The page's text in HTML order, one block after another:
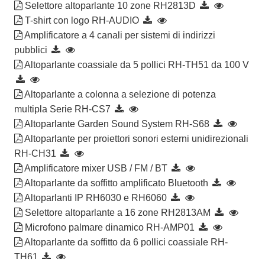
Selettore altoparlante 10 zone RH2813D
T-shirt con logo RH-AUDIO
Amplificatore a 4 canali per sistemi di indirizzi
pubblici
Altoparlante coassiale da 5 pollici RH-TH51 da 100 V
Altoparlante a colonna a selezione di potenza
multipla Serie RH-CS7
Altoparlante Garden Sound System RH-S68
Altoparlante per proiettori sonori esterni unidirezionali
RH-CH31
Amplificatore mixer USB / FM / BT
Altoparlante da soffitto amplificato Bluetooth
Altoparlanti IP RH6030 e RH6060
Selettore altoparlante a 16 zone RH2813AM
Microfono palmare dinamico RH-AMP01
Altoparlante da soffitto da 6 pollici coassiale RH-
TH61